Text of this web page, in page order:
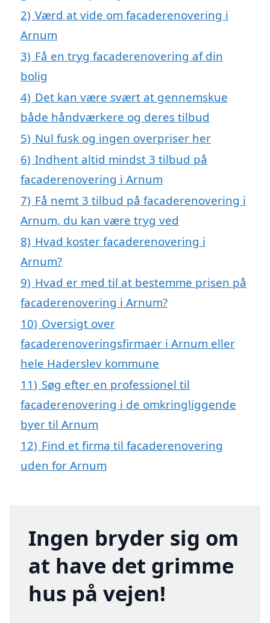
2) Værd at vide om facaderenovering i
Arnum
3) Få en tryg facaderenovering af din
bolig
4) Det kan være svært at gennemskue
både håndværkere og deres tilbud
5) Nul fusk og ingen overpriser her
6) Indhent altid mindst 3 tilbud på
facaderenovering i Arnum
7) Få nemt 3 tilbud på facaderenovering i
Arnum, du kan være tryg ved
8) Hvad koster facaderenovering i
Arnum?
9) Hvad er med til at bestemme prisen på
facaderenovering i Arnum?
10) Oversigt over
facaderenoveringsfirmaer i Arnum eller
hele Haderslev kommune
11) Søg efter en professionel til
facaderenovering i de omkringliggende
byer til Arnum
12) Find et firma til facaderenovering
uden for Arnum
Ingen bryder sig om
at have det grimme
hus på vejen!